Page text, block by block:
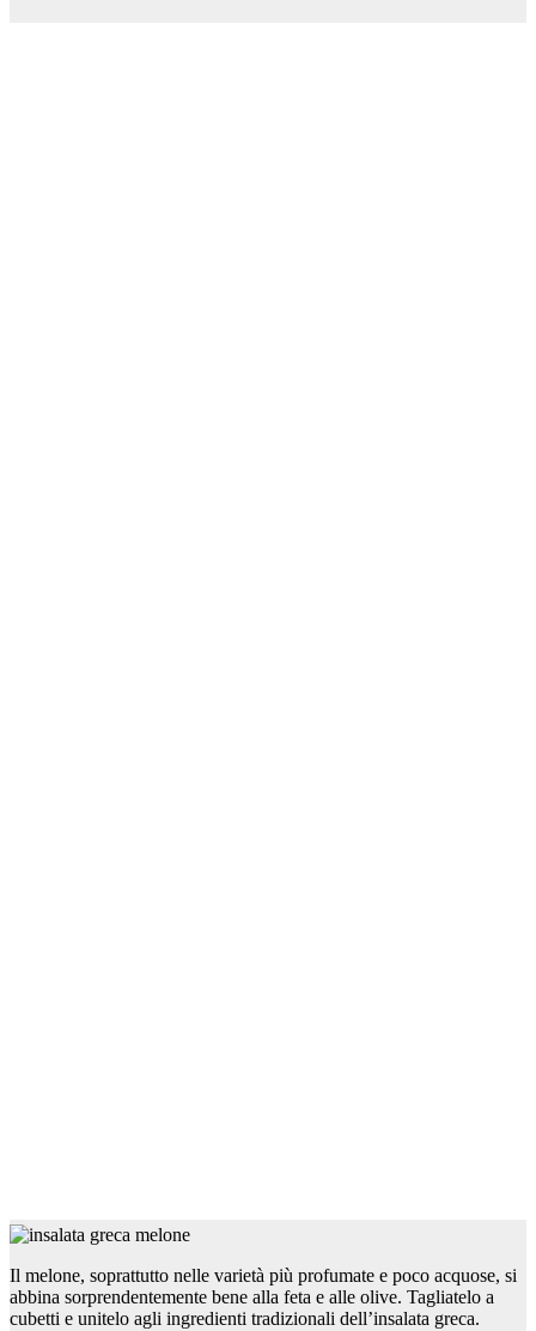
Il melone, soprattutto nelle varietà più profumate e poco acquose, si
abbina sorprendentemente bene alla feta e alle olive. Tagliatelo a
cubetti e unitelo agli ingredienti tradizionali dell’insalata greca.